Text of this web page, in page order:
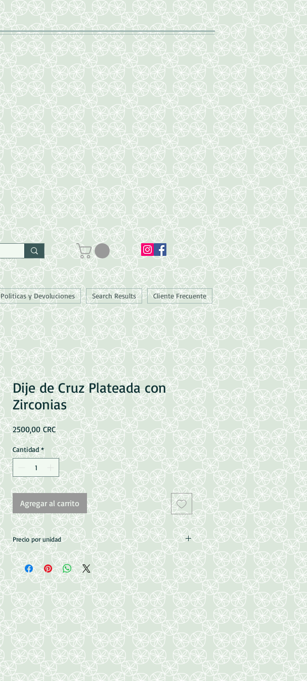
Politicas y Devoluciones Search Results Cliente Frecuente
Dije de Cruz Plateada con
Zirconias
2500,00 CRCPrecio
Cantidad *
Agregar al carrito
Precio por unidad
Micro Pave con Zirconias.
Medidas: 31x18x4mm
Perforación: 3x4mm